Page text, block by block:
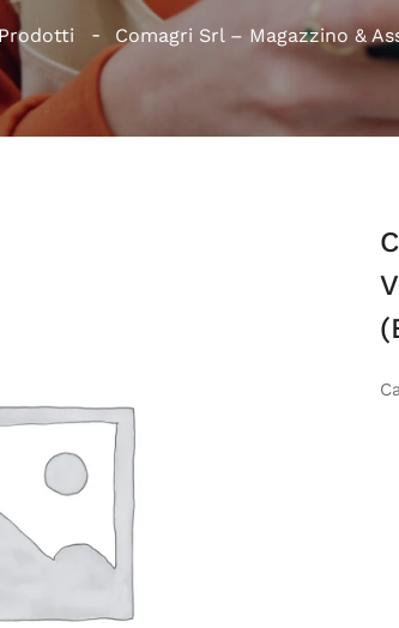
Comagri Srl – Magazzino &